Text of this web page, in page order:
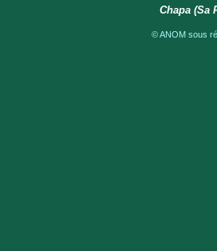
Chapa (Sa
© ANOM sous